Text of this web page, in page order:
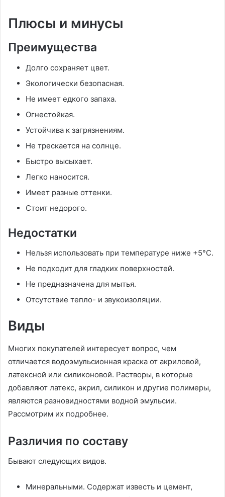
Плюсы и минусы
Преимущества
Долго сохраняет цвет.
Экологически безопасная.
Не имеет едкого запаха.
Огнестойкая.
Устойчива к загрязнениям.
Не трескается на солнце.
Быстро высыхает.
Легко наносится.
Имеет разные оттенки.
Стоит недорого.
Недостатки
Нельзя использовать при температуре ниже +5°С.
Не подходит для гладких поверхностей.
Не предназначена для мытья.
Отсутствие тепло- и звукоизоляции.
Виды
Многих покупателей интересует вопрос, чем
отличается водоэмульсионная краска от акриловой,
латексной или силиконовой. Растворы, в которые
добавляют латекс, акрил, силикон и другие полимеры,
являются разновидностями водной эмульсии.
Рассмотрим их подробнее.
Различия по составу
Бывают следующих видов.
Минеральными. Содержат известь и цемент,